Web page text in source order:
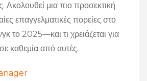
Ακολουθεί μια πιο προσεκτική
επαγγελματικές πορείες στο
το 2025—και τι χρειάζεται για
καθεμία από αυτές.